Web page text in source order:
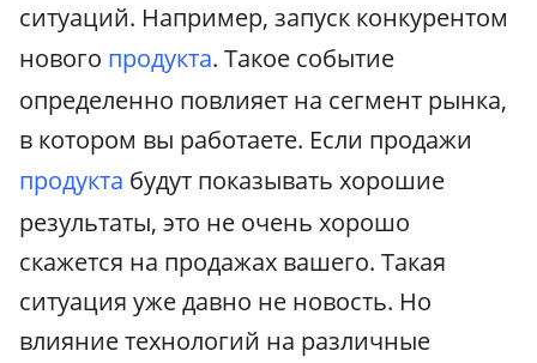
ситуаций. Например, запуск конкурентом
нового продукта. Такое событие
определенно повлияет на сегмент рынка,
в котором вы работаете. Если продажи
продукта будут показывать хорошие
результаты, это не очень хорошо
скажется на продажах вашего. Такая
ситуация уже давно не новость. Но
влияние технологий на различные